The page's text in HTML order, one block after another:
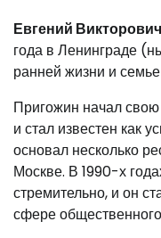
Евгений
года в Ленинграде
ранней жизни и
Пригожин начал
и стал известен как
основал несколько
Москве. В 1990-х
стремительно, и он
сфере